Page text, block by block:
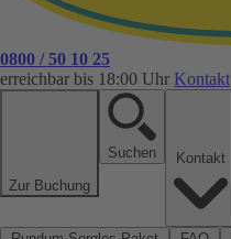
0800 / 50 10 25
erreichbar bis 18:00 Uhr Kontakt
Zur Buchung
Suchen